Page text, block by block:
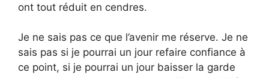
ont tout réduit en cendres.
Je ne sais pas ce que l’avenir me réserve. Je ne
sais pas si je pourrai un jour refaire confiance à
ce point, si je pourrai un jour baisser la garde